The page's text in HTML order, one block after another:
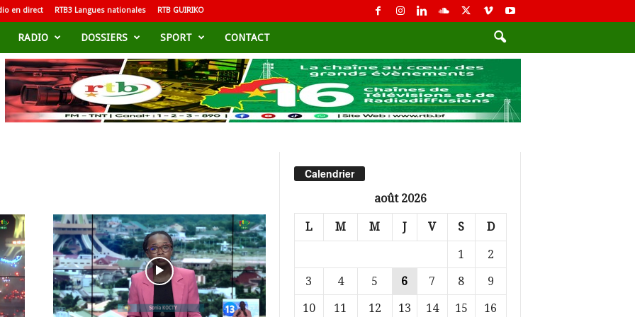
en direct RTB3 Langues nationales RTB GUIRIKO
RADIO DOSSIERS SPORT CONTACT
Calendrier
août 2026
L M M J V S D
1
2
3
4 5 6 7 8
9
10
11 12 13 14 15
16